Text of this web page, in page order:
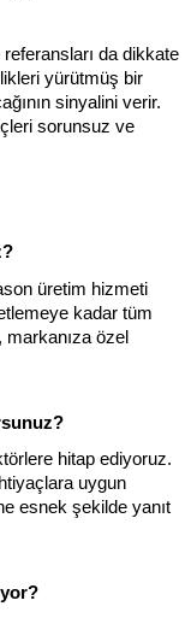
da dikkate
yürütmüş bir
sinyalini verir.
sorunsuz ve
üretim hizmeti
kadar tüm
özel
hitap ediyoruz.
uygun
esnek şekilde yanıt